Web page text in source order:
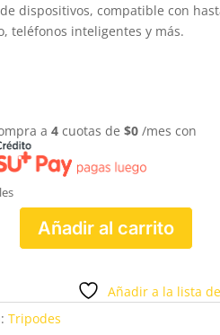
dispositivos, compatible con
teléfonos inteligentes y más.
a 4cuotas de $0 /mes con
Añadir al carrito
Añadir a la lista
Tripodes